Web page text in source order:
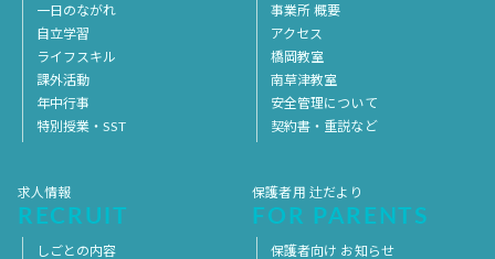
一日のながれ
自立学習
ライフスキル
課外活動
年中行事
特別授業・SST
事業所 概要
アクセス
橋岡教室
南草津教室
安全管理について
契約書・重説など
求人情報
RECRUIT
しごとの内容
保護者用 辻だより
FOR PARENTS
保護者向け お知らせ